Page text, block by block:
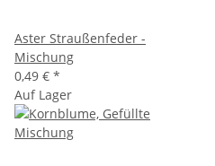
Aster Straußenfeder -
Mischung
0,49 € *
Auf Lager